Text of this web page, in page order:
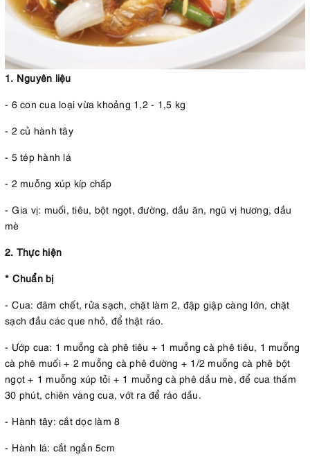
1. Nguyên liệu
- 6 con cua loại vừa khoảng 1,2 - 1,5 kg
- 2 củ hành tây
- 5 tép hành lá
- 2 muỗng xúp kíp chấp
- Gia vị: muối, tiêu, bột ngọt, đường, dầu ăn, ngũ vị hương, dầu
mè
2. Thực hiện
* Chuẩn bị
- Cua: đâm chết, rửa sạch, chặt làm 2, đập giập càng lớn, chặt
sạch đầu các que nhỏ, để thật ráo.
- Ướp cua: 1 muỗng cà phê tiêu + 1 muỗng cà phê tiêu, 1 muỗng
cà phê muối + 2 muỗng cà phê đường + 1/2 muỗng cà phê bột
ngọt + 1 muỗng xúp tỏi + 1 muỗng cà phê dầu mè, để cua thấm
30 phút, chiên vàng cua, vớt ra để ráo dầu.
- Hành tây: cắt dọc làm 8
- Hành lá: cắt ngắn 5cm